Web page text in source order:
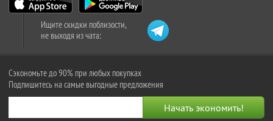
Ищите скидки поблизости,
не выходя из чата:
Сэкономьте до 90% при любых покупках
Подпишитесь на самые выгодные предложения